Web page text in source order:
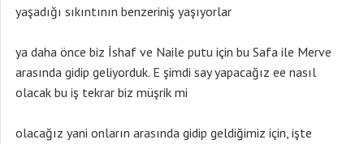
yaşadığı sıkıntının benzeriniş yaşıyorlar
ya daha önce biz İshaf ve Naile putu için bu Safa ile Merve
arasında gidip geliyorduk. E şimdi say yapacağız ee nasıl
olacak bu iş tekrar biz müşrik mi
olacağız yani onların arasında gidip geldiğimiz için, işte